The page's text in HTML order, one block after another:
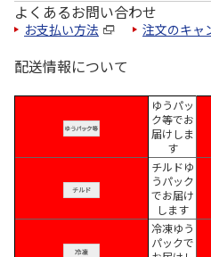
よくあるお問い合わせ
お支払い方法 注文のキャ
配送情報について
ゆうパッ
ク等でお
届けしま
す
チルドゆ
うパック
でお届け
します
冷凍ゆう
パックで